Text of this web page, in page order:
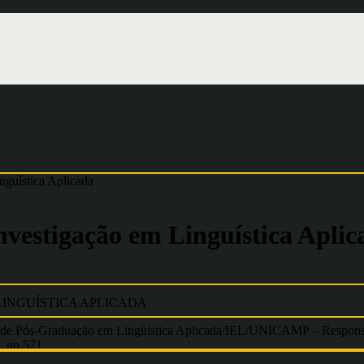
Aplicada
em Linguística
APLICADA
Pós-Graduação em Lingüística Aplicada/IEL/UNICAMP –
no 571